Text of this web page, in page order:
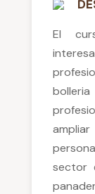
El
sector